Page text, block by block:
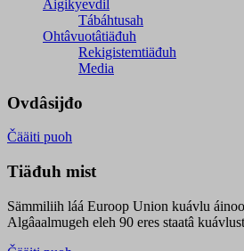
Äigikyevdil
Tábáhtusah
Ohtâvuotâtiäđuh
Rekigistemtiäđuh
Media
Ovdâsijđo
Čääiti puoh
Tiäđuh mist
Sämmiliih láá Euroop Union kuávlu
Algâaalmugeh eleh 90 eres staatâ